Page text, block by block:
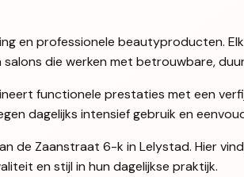
en professionele beautyproducten.
die werken met betrouwbare,
functionele prestaties met een
dagelijks intensief gebruik en
de Zaanstraat 6-k in Lelystad. Hier
en stijl in hun dagelijkse praktijk.